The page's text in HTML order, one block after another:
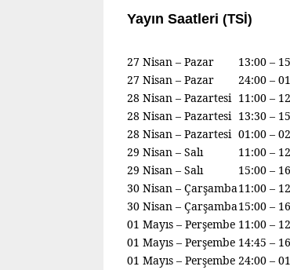
Yayın Saatleri (TSİ)
27 Nisan – Pazar 13:00 –
27 Nisan – Pazar
24:00 –
28 Nisan – Pazartesi 11:00 –
28 Nisan – Pazartesi 13:30 –
28 Nisan – Pazartesi 01:00 –
29 Nisan – Salı
11:00 –
29 Nisan – Salı
15:00 –
30 Nisan – Çarşamba11:00 –
30 Nisan – Çarşamba15:00 –
01 Mayıs – Perşembe 11:00 –
01 Mayıs – Perşembe 14:45 –
01 Mayıs – Perşembe 24:00 –